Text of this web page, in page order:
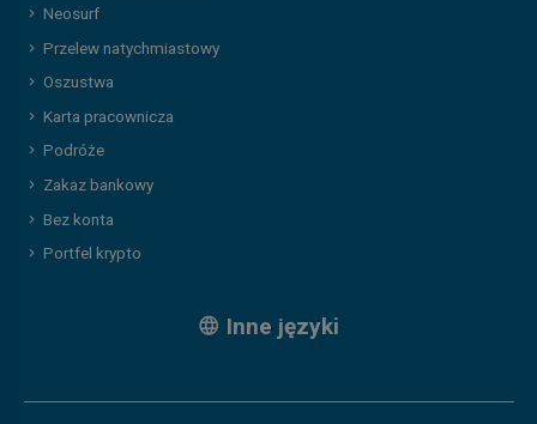
Neosurf
Przelew natychmiastowy
Oszustwa
Karta pracownicza
Podróże
Zakaz bankowy
Bez konta
Portfel krypto
Inne języki